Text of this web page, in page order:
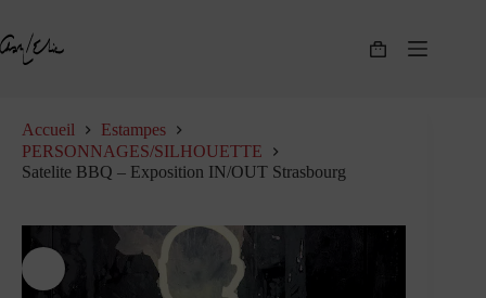
contenu
Panier
Accueil
Estampes
PERSONNAGES/SILHOUETTE
Satelite BBQ – Exposition IN/OUT Strasbourg